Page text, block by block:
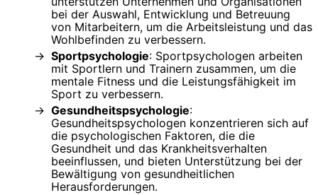
bei der Auswahl, Entwicklung und Betreuung
von Mitarbeitern, um die Arbeitsleistung und das
Wohlbefinden zu verbessern.
Sportpsychologie: Sportpsychologen arbeiten
mit Sportlern und Trainern zusammen, um die
mentale Fitness und die Leistungsfähigkeit im
Sport zu verbessern.
Gesundheitspsychologie:
Gesundheitspsychologen konzentrieren sich auf
die psychologischen Faktoren, die die
Gesundheit und das Krankheitsverhalten
beeinflussen, und bieten Unterstützung bei der
Bewältigung von gesundheitlichen
Herausforderungen.